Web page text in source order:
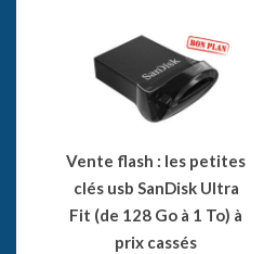
Vente flash : les petites
clés usb SanDisk Ultra
Fit (de 128 Go à 1 To) à
prix cassés